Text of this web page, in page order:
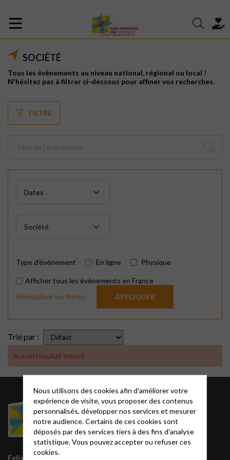
SOCIÉTÉ
Tous les évènements au niveau national, régional ou local !
N'hésitez pas à filtrer ci-dessous pour affiner vos recherches.
FILTRE
Type d'événement En ligne Physique
Afficher tous les évènements en France
Réinitialiser les filtres
APPLIQUER
Trié par :
Aucun résultat trouvé
Église protestante unie de
Église
protestante
unie
Nous utilisons des cookies afin d'améliorer votre
expérience de visite, vous proposer des contenus
personnalisés, développer nos services et mesurer
notre audience. Certains de ces cookies sont
déposés par des services tiers à des fins d'analyse
statistique. Vous pouvez accepter ou refuser ces
cookies.